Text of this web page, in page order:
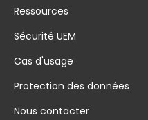
Ressources
Sécurité UEM
Cas d'usage
Protection des données
Nous contacter